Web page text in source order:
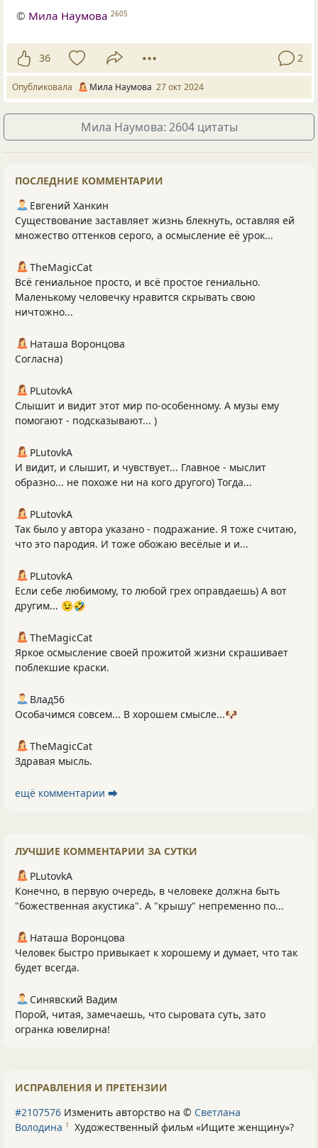
© Мила Наумова 2605
36 2
Опубликовала Мила Наумова 27 окт 2024
Мила Наумова: 2604 цитаты
ПОСЛЕДНИЕ КОММЕНТАРИИ
Евгений Ханкин
Существование заставляет жизнь блекнуть, оставляя ей
множество оттенков серого, а осмысление её урок...
TheMagicCat
Всё гениальное просто, и всё простое гениально.
Маленькому человечку нравится скрывать свою
ничтожно...
Наташа Воронцова
Согласна)
PLutоvkА
Слышит и видит этот мир по-особенному. А музы ему
помогают - подсказывают... )
PLutоvkА
И видит, и слышит, и чувствует... Главное - мыслит
образно... не похоже ни на кого другого) Тогда...
PLutоvkА
Так было у автора указано - подражание. Я тоже считаю,
что это пародия. И тоже обожаю весёлые и и...
PLutоvkА
Если себе любимому, то любой грех оправдаешь) А вот
другим... 😉🤣
TheMagicCat
Яркое осмысление своей прожитой жизни скрашивает
поблекшие краски.
Влад56
Особачимся совсем... В хорошем смысле...🐶
TheMagicCat
Здравая мысль.
ещё комментарии ⮕
ЛУЧШИЕ КОММЕНТАРИИ ЗА СУТКИ
PLutоvkА
Конечно, в первую очередь, в человеке должна быть
"божественная акустика". А "крышу" непременно по...
Наташа Воронцова
Человек быстро привыкает к хорошему и думает, что так
будет всегда.
Синявский Вадим
Порой, читая, замечаешь, что сыровата суть, зато
огранка ювелирна!
ИСПРАВЛЕНИЯ И ПРЕТЕНЗИИ
#2107576 Изменить авторство на © Светлана
Володина 1 Художественный фильм «Ищите женщину»?